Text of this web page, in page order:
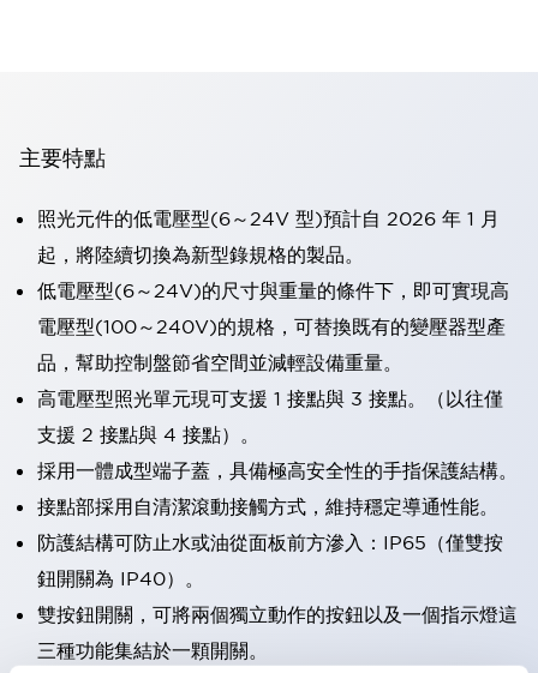
主要特點
照光元件的低電壓型(6～24V 型)預計自 2026 年 1 月
起，將陸續切換為新型錄規格的製品。
低電壓型(6～24V)的尺寸與重量的條件下，即可實現高
電壓型(100～240V)的規格，可替換既有的變壓器型產
品，幫助控制盤節省空間並減輕設備重量。
高電壓型照光單元現可支援 1 接點與 3 接點。（以往僅
支援 2 接點與 4 接點）。
採用一體成型端子蓋，具備極高安全性的手指保護結構。
接點部採用自清潔滾動接觸方式，維持穩定導通性能。
防護結構可防止水或油從面板前方滲入：IP65（僅雙按
鈕開關為 IP40）。
雙按鈕開關，可將兩個獨立動作的按鈕以及一個指示燈這
三種功能集結於一顆開關。